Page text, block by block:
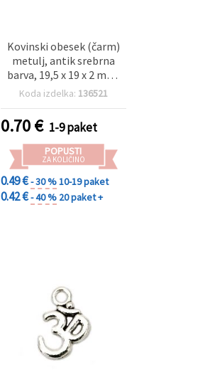
Kovinski obesek (čarm)
metulj, antik srebrna
barva, 19,5 x 19 x 2 mm,
luknja 1,5 mm, paket 10
nakita in dekoracijo
Koda izdelka: 136521
0.70€ 1-9 paket
POPUSTI
ZA KOLIČINO
0.49 €- 30 %10-19 paket
0.42 €- 40 % 20 paket +